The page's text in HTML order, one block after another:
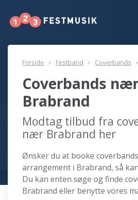
Forside Festband Coverbands
Coverbands
Brabrand
Modtag tilbud fra
nær Brabrand her
Ønsker du at booke
arrangement i Brabrand, så
Du kan enten søge og finde
Brabrand eller benytte vores